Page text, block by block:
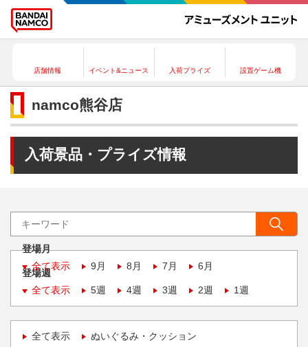
店舗情報 イベント&ニュース 入荷プライズ 設置ゲーム機
namco熊谷店
入荷景品・プライズ情報
登場月
全て表示
9月 8月 7月 6月
登場週
全て表示
5週 4週 3週 2週 1週
全て表示 ぬいぐるみ・クッション